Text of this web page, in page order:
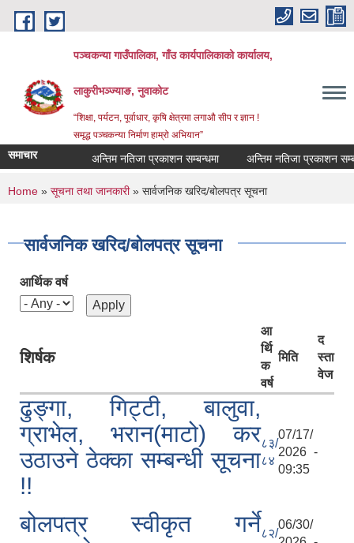
Skip to main content
पञ्‍चकन्या गाउँपालिका, गाँउ कार्यपालिकाको कार्यालय,
लाकुरीभञ्‍ज्याङ, नुवाकोट
“शिक्षा, पर्यटन, पूर्वाधार, कृषि क्षेत्रमा लगाऔ सीप र ज्ञान !
समृद्ध पञ्‍चकन्या निर्माण हाम्रो अभियान”
समाचार अन्तिम नतिजा प्रकाशन सम्बन्धमा अन्तिम नतिजा प्रकाशन
You are here
Home » सूचना तथा जानकारी» सार्वजनिक खरिद/बोलपत्र सूचना
सार्वजनिक खरिद/बोलपत्र सूचना
आर्थिक वर्ष
शिर्षक
आ
र्थि
क
वर्ष
मिति
द
स्ता
वेज
ढुङ्गा, गिट्टी, बालुवा,
ग्राभेल, भरान(माटो) कर
उठाउने ठेक्‍का सम्बन्धी सूचना
!!
८३/
८४
07/17/
2026 -
09:35
बोलपत्र स्वीकृत गर्ने८२/
06/30/